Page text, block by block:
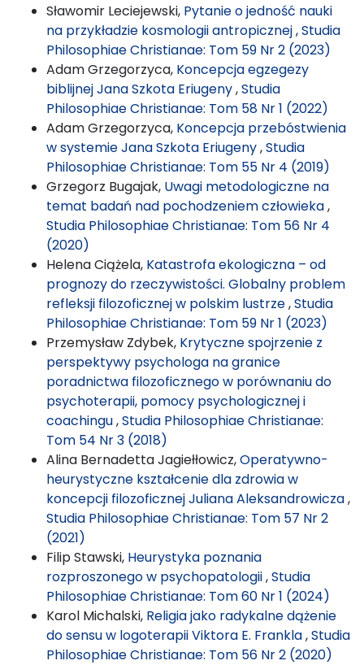
Sławomir Leciejewski, Pytanie o jedność nauki
na przykładzie kosmologii antropicznej,Studia
Philosophiae Christianae: Tom 59 Nr 2 (2023)
Adam Grzegorzyca, Koncepcja egzegezy
biblijnej Jana Szkota Eriugeny,Studia
Philosophiae Christianae: Tom 58 Nr 1 (2022)
Adam Grzegorzyca, Koncepcja przebóstwienia
w systemie Jana Szkota Eriugeny,Studia
Philosophiae Christianae: Tom 55 Nr 4 (2019)
Grzegorz Bugajak, Uwagi metodologiczne na
temat badań nad pochodzeniem człowieka,
Studia Philosophiae Christianae: Tom 56 Nr 4
(2020)
Helena Ciążela, Katastrofa ekologiczna – od
prognozy do rzeczywistości. Globalny problem
refleksji filozoficznej w polskim lustrze,Studia
Philosophiae Christianae: Tom 59 Nr 1 (2023)
Przemysław Zdybek, Krytyczne spojrzenie z
perspektywy psychologa na granice
poradnictwa filozoficznego w porównaniu do
psychoterapii, pomocy psychologicznej i
coachingu,Studia Philosophiae Christianae:
Tom 54 Nr 3 (2018)
Alina Bernadetta Jagiełłowicz,Operatywno-
heurystyczne kształcenie dla zdrowia w
koncepcji filozoficznej Juliana Aleksandrowicza,
Studia Philosophiae Christianae: Tom 57 Nr 2
(2021)
Filip Stawski, Heurystyka poznania
rozproszonego w psychopatologii,Studia
Philosophiae Christianae: Tom 60 Nr 1 (2024)
Karol Michalski, Religia jako radykalne dążenie
do sensu w logoterapii Viktora E. Frankla,Studia
Philosophiae Christianae: Tom 56 Nr 2 (2020)